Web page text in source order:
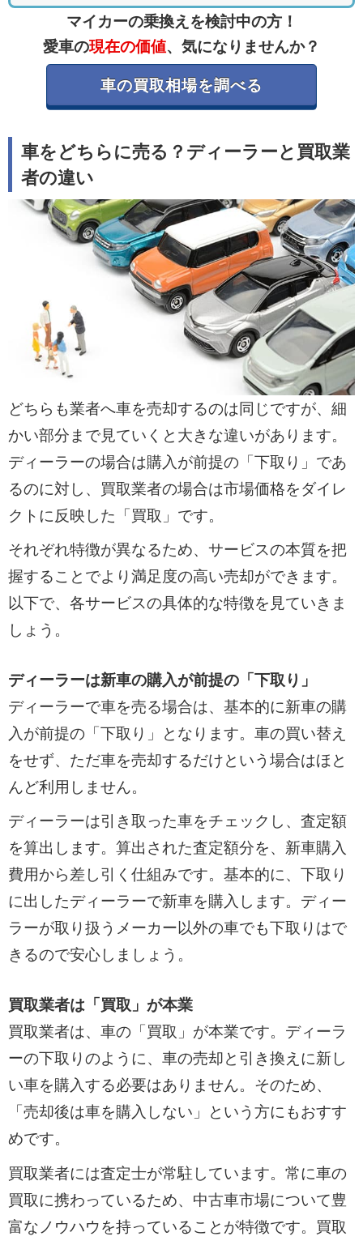
性も高いです。
・下取りと買取にはそれぞれデメリットも
ディーラーは査定額が低くなる傾向があ
り、買取業者は手間がかかることや査定額
に応じて選びましょう。
・一括査定サービスを活用して納得の売却
高額売却を目指すならカービューの一括査
定サービスの利用が効果的です。最大10社
へ一括で査定依頼でき、手間なく好条件の
買取業者を見つけられます。
マイカーの乗換えを検討中の方！
愛車の現在の価値、気になりませんか？
車の買取相場を調べる
車をどちらに売る？ディーラーと買取業
者の違い
どちらも業者へ車を売却するのは同じですが、細
かい部分まで見ていくと大きな違いがあります。
ディーラーの場合は購入が前提の「下取り」であ
るのに対し、買取業者の場合は市場価格をダイレ
クトに反映した「買取」です。
それぞれ特徴が異なるため、サービスの本質を把
握することでより満足度の高い売却ができます。
以下で、各サービスの具体的な特徴を見ていきま
しょう。
ディーラーは新車の購入が前提の「下取り」
ディーラーで車を売る場合は、基本的に新車の購
入が前提の「下取り」となります。車の買い替え
をせず、ただ車を売却するだけという場合はほと
んど利用しません。
ディーラーは引き取った車をチェックし、査定額
を算出します。算出された査定額分を、新車購入
費用から差し引く仕組みです。基本的に、下取り
に出したディーラーで新車を購入します。ディー
ラーが取り扱うメーカー以外の車でも下取りはで
きるので安心しましょう。
買取業者は「買取」が本業
買取業者は、車の「買取」が本業です。ディーラ
ーの下取りのように、車の売却と引き換えに新し
い車を購入する必要はありません。そのため、
「売却後は車を購入しない」という方にもおすす
めです。
買取業者には査定士が常駐しています。常に車の
買取に携わっているため、中古車市場について豊
富なノウハウを持っていることが特徴です。買取